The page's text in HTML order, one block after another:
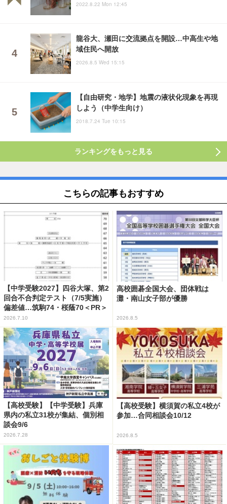
2022.8.22 Mon 12:45
龍谷大、瀬田に交流拠点を開設…中高生や地
域住民へ開放
2026.8.5 Wed 15:15
【自由研究・地学】地震の液状化現象を再現
しよう（中学生向け）
2018.7.24 Tue 10:15
ランキングをもっと見る
こちらの記事もおすすめ
【中学受験2027】四谷大塚、第2
回合不合判定テスト（7/5実施）
偏差値…筑駒74・桜蔭70＜PR＞
2026.7.10
高校囲碁全国大会、団体戦は
灘・南山女子部が優勝
2026.8.5
【高校受験】【中学受験】兵庫
県内の私立31校が集結、個別相
談会9/6
2026.7.28
【高校受験】横須賀の私立4校が
参加…合同相談会10/12
2026.8.5